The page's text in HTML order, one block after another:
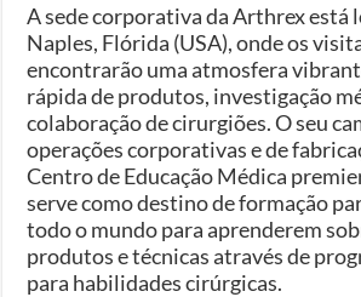
A sede corporativa da Arthrex está
Naples, Flórida (USA), onde os
encontrarão uma atmosfera
rápida de produtos, investigação
colaboração de cirurgiões. O seu
operações corporativas e de
Centro de Educação Médica
serve como destino de formação
todo o mundo para aprenderem
produtos e técnicas através de
para habilidades cirúrgicas.